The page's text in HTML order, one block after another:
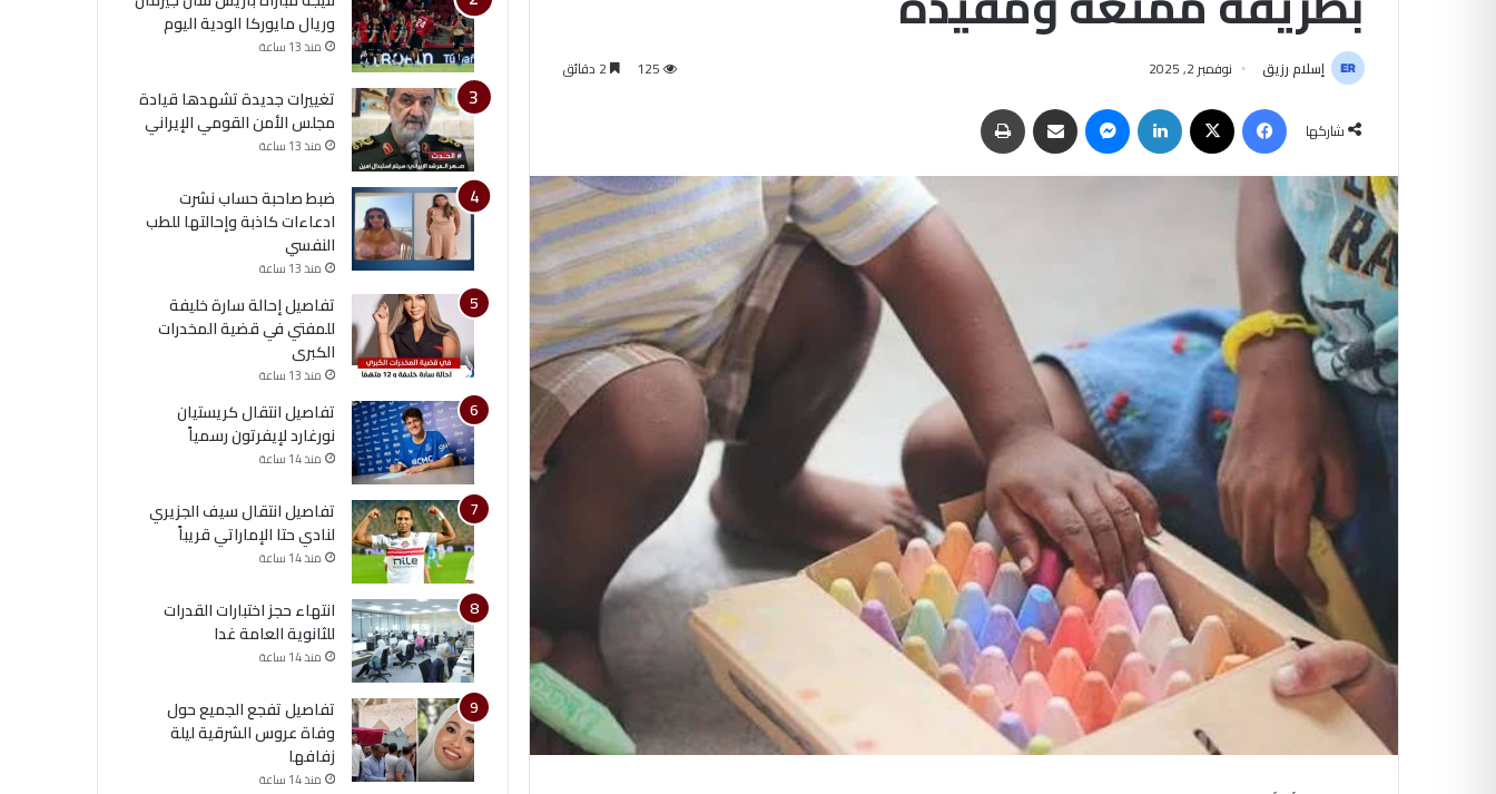
إسلام رزيق نوفمبر 2, 2025 125
شاركها
وريال مايوركا الودية اليوم
منذ 13 ساعة
تغييرات جديدة تشهدها قيادة
مجلس الأمن القومي الإيراني
منذ 13 ساعة
ضبط صاحبة حساب نشرت
ادعاءات كاذبة وإحالتها للطب
النفسي
منذ 13 ساعة
تفاصيل إحالة سارة خليفة
للمفتي في قضية المخدرات
الكبرى
منذ 13 ساعة
تفاصيل انتقال كريستيان
نورغارد لإيفرتون رسمياً
منذ 14 ساعة
تفاصيل انتقال سيف الجزيري
لنادي حتا الإماراتي قريباً
منذ 14 ساعة
انتهاء حجز اختبارات القدرات
للثانوية العامة غدا
منذ 14 ساعة
تفاصيل تفجع الجميع حول
وفاة عروس الشرقية ليلة
زفافها
منذ 14 ساعة